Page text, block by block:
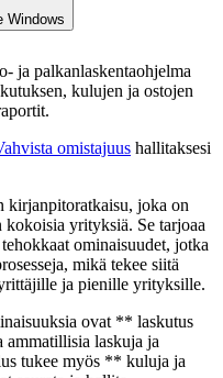
Windows
ja palkanlaskentaohjelma
kulujen ja ostojen
omistajuus hallitaksesi
joka on
yrityksiä. Se tarjoaa
ominaisuudet, jotka
mikä tekee siitä
ja pienille yrityksille.
ovat ** laskutus
laskuja ja
tukee myös ** kuluja ja